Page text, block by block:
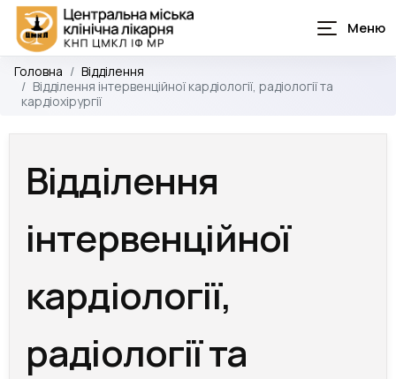
Головна
Відділення
Відділення інтервенційної кардіології, радіології та
кардіохірургії
Відділення
інтервенційної
кардіології,
радіології та